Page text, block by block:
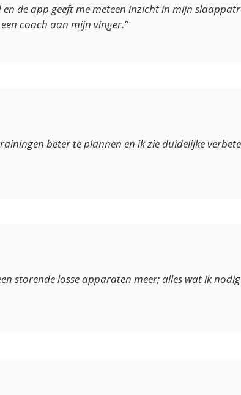
de app geeft me meteen inzicht in mijn
coach aan mijn vinger.”
beter te plannen en ik zie duidelijke
storende losse apparaten meer; alles wat ik